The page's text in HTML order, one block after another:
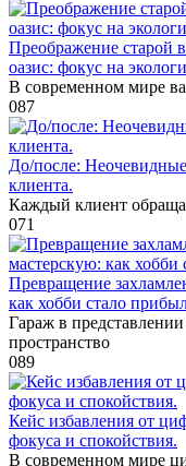
Преображение старой
оазис: фокус на
В современном мире
087
До/после:
клиента.
Каждый клиент
071
Превращение
как хобби стало
Гараж в
пространство
089
Кейс избавления от
фокуса и спокойствия.
В современном мире